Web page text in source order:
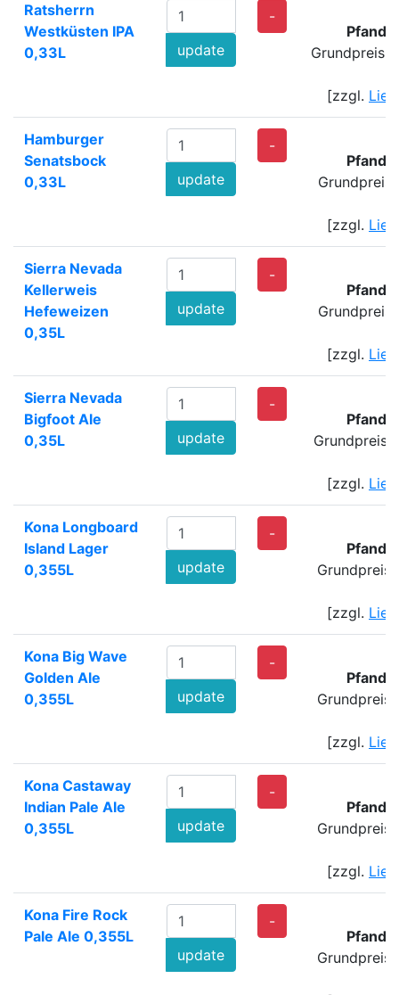
Ratsherrn
Westküsten IPA
0,33L
update
-
Pfand:
Grundpreis:
[zzgl.
Hamburger
Senatsbock
0,33L
update
-
Pfand:
[zzgl.
Sierra Nevada
Kellerweis
Hefeweizen
0,35L
update
-
Pfand:
[zzgl.
Sierra Nevada
Bigfoot Ale
0,35L
update
-
Pfand:
Grundpreis:
[zzgl.
Kona Longboard
Island Lager
0,355L
update
-
Pfand:
Grundpreis:
[zzgl.
Kona Big Wave
Golden Ale
0,355L
update
-
Pfand:
Grundpreis:
[zzgl.
Kona Castaway
Indian Pale Ale
0,355L
update
-
Pfand:
Grundpreis:
[zzgl.
Kona Fire Rock
Pale Ale 0,355L
update
-
Pfand:
Grundpreis: